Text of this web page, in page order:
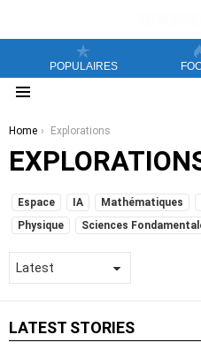
POPULAIRES
You are here:
Home Explorations
SUBTERMS
Espace IA Mathématiques
Physique
Sciences
LATEST STORIES